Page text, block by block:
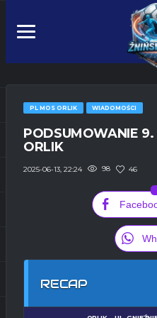
PL MOS ORLIK WIADOMOŚCI
PODSUMOWANIE
ORLIK
2025-06-13, 22:24 98 46
RECAP